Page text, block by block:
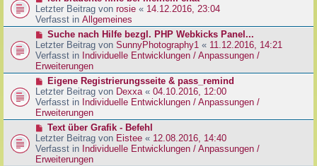
r
a
g
r
B
e
t
r
a
g
e
u
e
r
B
e
i
r
a
g
Letzter Beitrag von rosie « 14.12.2016, 23:04
Verfasst in Allgemeines
N
e
u
e
r
B
e
i
t
a
g
Suche nach Hilfe bezgl. PHP Webkicks Panel...
Letzter Beitrag von SunnyPhotography1 « 11.12.2016, 14:21
Verfasst in Individuelle Entwicklungen / Anpassungen /
Erweiterungen
N
e
u
e
r
B
e
i
Eigene Registrierungsseite & pass_remind
Letzter Beitrag von Dexxa« 04.10.2016, 12:00
Verfasst in Individuelle Entwicklungen / Anpassungen /
Erweiterungen
N
e
u
e
Text über Grafik - Befehl
Letzter Beitrag von Eistee « 12.08.2016, 14:40
Verfasst in Individuelle Entwicklungen / Anpassungen /
Erweiterungen